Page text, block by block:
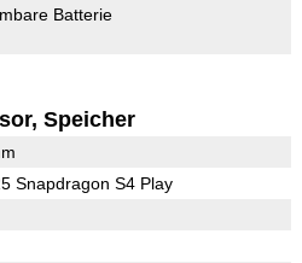
Batterie
Speicher
Snapdragon S4 Play